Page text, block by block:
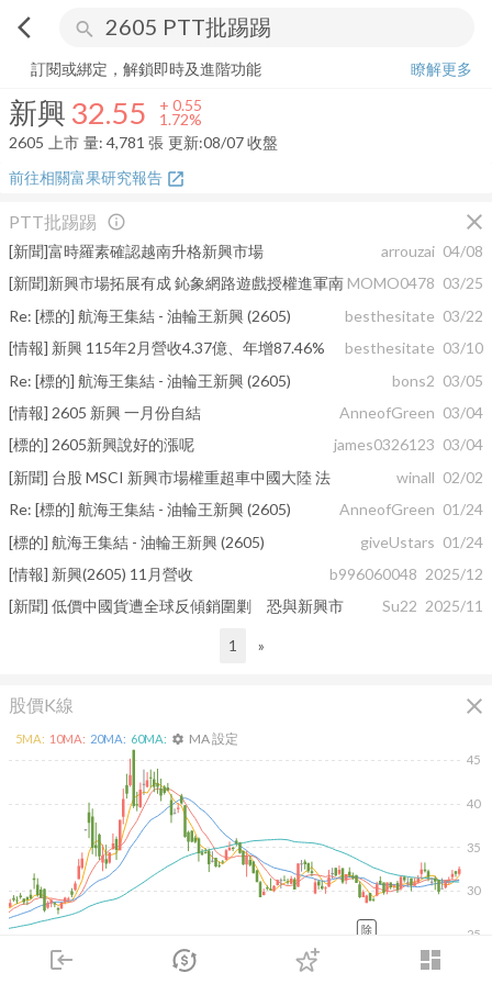
arrow_back_ios search
login dashboard
市場 登入
新興 32.55+ 1.72%
訂閱或綁定，解鎖即時及進階功能
瞭解更多
新興 32.55 + 0.55
1.72%
2605
上市 量: 4,781 張 更新:08/07 收盤
前往相關富果研究報告 open_in_new
PTT批踢踢 close
info_outline
[新聞]富時羅素確認越南升格新興市場 arrouzai 04/08
[新聞]新興市場拓展有成 鈊象網路遊戲授權進軍南 MOMO0478 03/25
Re: [標的] 航海王集結 - 油輪王新興 (2605)
besthesitate 03/22
[情報] 新興 115年2月營收4.37億、年增87.46%
besthesitate 03/10
Re: [標的] 航海王集結 - 油輪王新興 (2605)
bons2 03/05
[情報] 2605 新興 一月份自結
AnneofGreen 03/04
[標的] 2605新興說好的漲呢
james0326123 03/04
[新聞] 台股 MSCI 新興市場權重超車中國大陸 法
winall 02/02
Re: [標的] 航海王集結 - 油輪王新興 (2605)
AnneofGreen 01/24
[標的] 航海王集結 - 油輪王新興 (2605)
giveUstars 01/24
[情報] 新興(2605) 11月營收
b996060048 2025/12
[新聞] 低價中國貨遭全球反傾銷圍剿 恐與新興市
Su22 2025/11
1 »
股價K線 close
2026/02/10 2026/04/10 2026/05/28 2026/07/16
25
30
35
40
45
5MA: 10MA: 20MA: 60MA: settings MA 設定
除